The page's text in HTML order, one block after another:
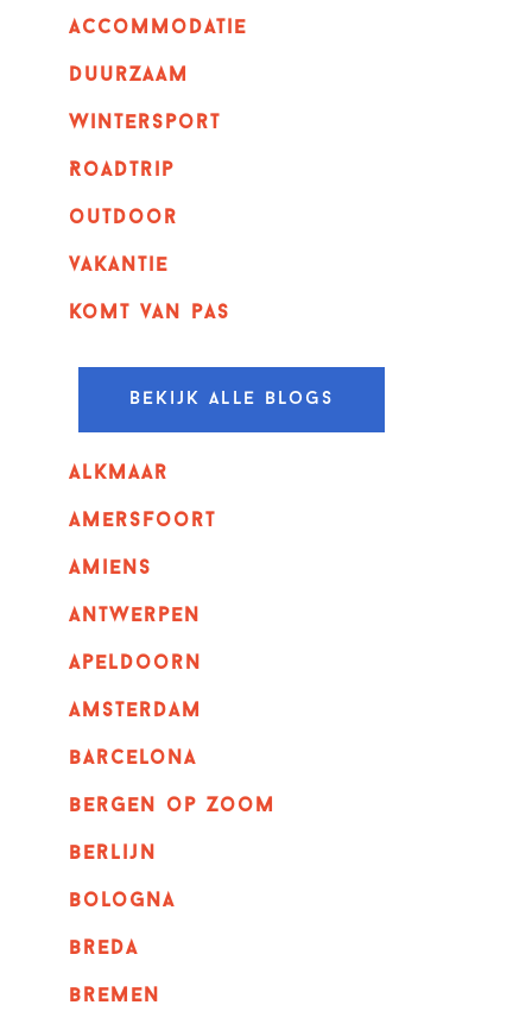
Accommodatie
Duurzaam
wintersport
Roadtrip
outdoor
vakantie
komt van pas
Bekijk alle blogs
alkmaar
amersfoort
amiens
Antwerpen
apeldoorn
Amsterdam
barcelona
bergen op zoom
berlijn
bologna
breda
bremen